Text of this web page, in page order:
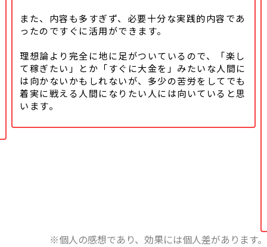
また、内容も多すぎず、必要十分な実践的内容であ
ったのですぐに活用ができます。
理想論より完全に地に足がついているので、「楽し
て稼ぎたい」とか「すぐに大金を」みたいな人間に
は向かないかもしれないが、多少の苦労をしてでも
着実に戦える人間になりたい人には向いていると思
います。
※個人の感想であり、効果には個人差があります。